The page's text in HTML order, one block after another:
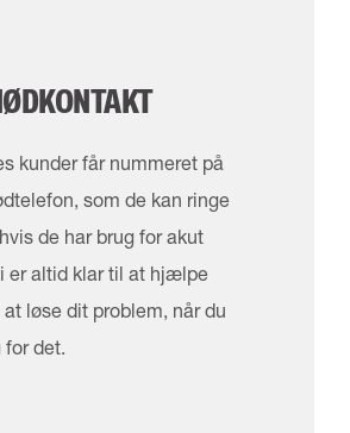
kunder får nummeret på
som de kan ringe
de har brug for akut
er altid klar til at hjælpe
løse dit problem, når du
for det.